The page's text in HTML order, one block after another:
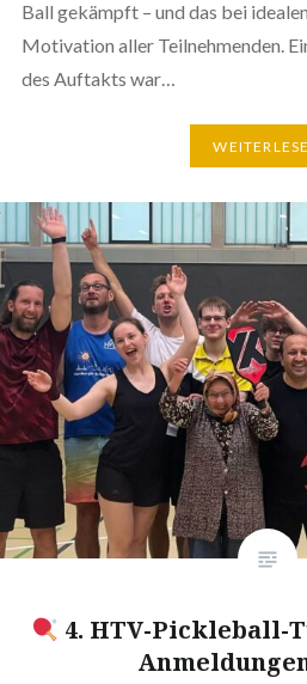
Ball gekämpft – und das bei
Motivation aller Teilnehmenden.
des Auftakts war…
4. HTV-Pickleball-